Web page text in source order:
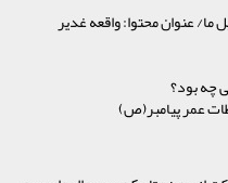
عنوان محتوا: واقعه غدیر
چه بود؟
عمر پیامبر(ص)